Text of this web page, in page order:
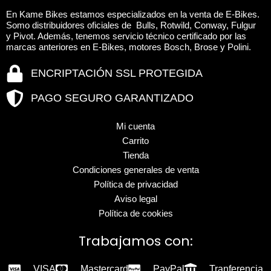
página
de
producto
página
de
En Kame Bikes estamos especializados en la venta de E-Bikes.
Somo distribuidores oficiales de Bulls, Rotwild, Conway, Fulgur
y Pivot. Además, tenemos servicio técnico certificado por las
marcas anteriores en E-Bikes, motores Bosch, Brose y Polini.
ENCRIPTACIÓN SSL PROTEGIDA
PAGO SEGURO GARANTIZADO
Mi cuenta
Carrito
Tienda
Condiciones generales de venta
Política de privacidad
Aviso legal
Política de cookies
Trabajamos con:
VISA Mastercard PayPal Tranferencia